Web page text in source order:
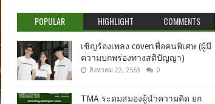
POPULAR HIGHLIGHT COMMENTS
เชิญร้องเพลง coverเพื่อคนพิเศษ (ผู้มี
ความบกพร่องทางสติปัญญา)
สิงหาคม 22, 2563 0
TMA ระดมสมองผู้นำความคิด ยก